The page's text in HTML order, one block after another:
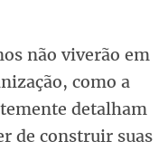
não viverão em
como a
detalham
de construir suas